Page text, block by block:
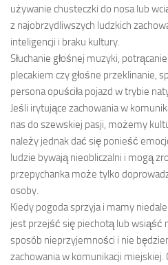
używanie chusteczki do nosa lub
z najobrzydliwszych ludzkich
inteligencji i braku kultury.
Słuchanie głośnej muzyki,
plecakiem czy głośne przeklinanie,
persona opuściła pojazd w trybie
Jeśli irytujące zachowania w
nas do szewskiej pasji, możemy
należy jednak dać się ponieść
ludzie bywają nieobliczalni i mogą
przepychanka może tylko
osoby.
Kiedy pogoda sprzyja i mamy
jest przejść się piechotą lub wsiąść
sposób nieprzyjemności i nie
zachowania w komunikacji